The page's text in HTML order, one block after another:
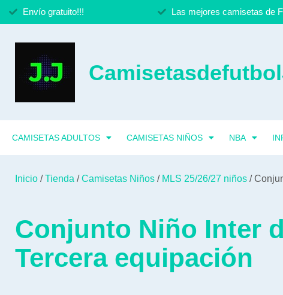
Envío gratuito!!! Las mejores camisetas de
CAMISETAS ADULTOS CAMISETAS NIÑOS NBA
Inicio /Tienda /Camisetas Niños / MLS 25/26/27 niños /
Conjunto Niño Inter
Tercera equipación